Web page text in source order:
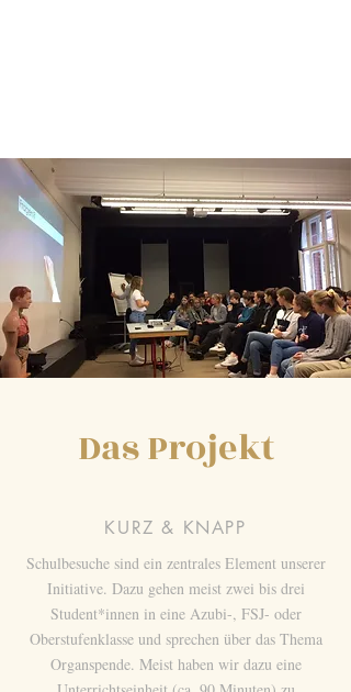
Das Projekt
KURZ & KNAPP
Schulbesuche sind ein zentrales Element unserer
Initiative. Dazu gehen meist zwei bis drei
Student*innen in eine Azubi-, FSJ- oder
Oberstufenklasse und sprechen über das Thema
Organspende. Meist haben wir dazu eine